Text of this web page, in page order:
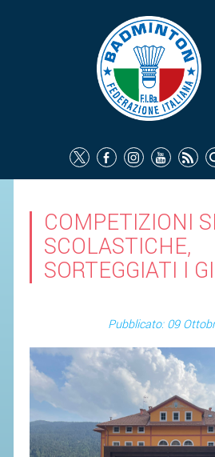
COMPETIZIONI
SCOLASTICHE,
SORTEGGIATI I
Pubblicato: 09